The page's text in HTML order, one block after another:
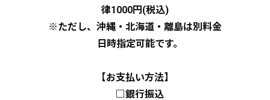
律1000円(税込)
※ただし、沖縄・北海道・離島は別料金
日時指定可能です。
【お支払い方法】
□銀行振込